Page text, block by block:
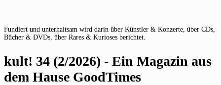
Fundiert und unterhaltsam wird darin über Künstler & Konzerte, über CDs,
Bücher & DVDs, über Rares & Kurioses berichtet.
kult! 34 (2/2026) - Ein Magazin aus
dem Hause GoodTimes